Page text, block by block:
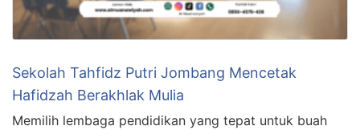
Sekolah Tahfidz Putri Jombang Mencetak
Hafidzah Berakhlak Mulia
Memilih lembaga pendidikan yang tepat untuk buah